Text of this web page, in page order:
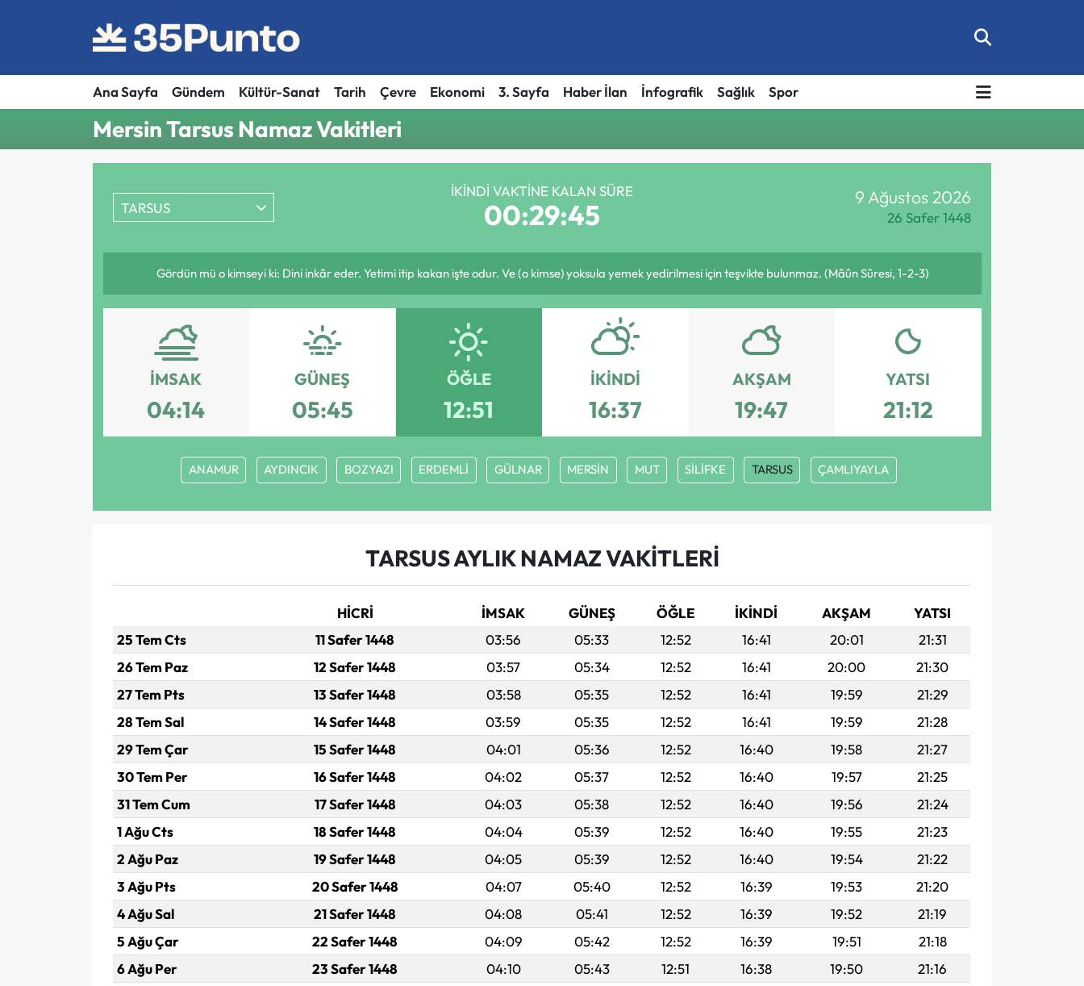
Ana Sayfa Gündem Kültür-Sanat Tarih Çevre Ekonomi 3. Sayfa Haber İlan İnfografik Sağlık Spor
Mersin Tarsus Namaz Vakitleri
TARSUS
İKINDI VAKTINE KALAN SÜRE
00:29:45
9 Ağustos 2026
26 Safer 1448
Gördün mü o kimseyi ki: Dini inkâr eder. Yetimi itip kakan işte odur. Ve (o kimse) yoksula yemek yedirilmesi için teşvikte bulunmaz. (Mâûn Sûresi, 1-2-3)
İMSAK
04:14
GÜNEŞ
05:45
ÖĞLE
12:51
İKINDI
16:37
AKŞAM
19:47
YATSI
21:12
ANAMUR AYDINCIK BOZYAZI ERDEMLİ GÜLNAR MERSİN MUT SİLİFKE TARSUS ÇAMLIYAYLA
TARSUS AYLIK NAMAZ VAKITLERI
HİCRİ İMSAK GÜNEŞ ÖĞLE İKINDI AKŞAM
YATSI
25 Tem Cts
11 Safer 1448 03:56 05:33 12:52 16:41 20:01
21:31
26 Tem Paz
12 Safer 1448 03:57 05:34 12:52 16:41 20:00
21:30
27 Tem Pts
13 Safer 1448 03:58 05:35 12:52 16:41 19:59
21:29
28 Tem Sal
14 Safer 1448 03:59 05:35 12:52 16:41 19:59
21:28
29 Tem Çar
15 Safer 1448 04:01 05:36 12:52 16:40 19:58
21:27
30 Tem Per
16 Safer 1448 04:02 05:37 12:52 16:40 19:57
21:25
31 Tem Cum
17 Safer 1448 04:03 05:38 12:52 16:40 19:56
21:24
1 Ağu Cts
18 Safer 1448 04:04 05:39 12:52 16:40 19:55
21:23
2 Ağu Paz
19 Safer 1448 04:05 05:39 12:52 16:40 19:54
21:22
3 Ağu Pts
20 Safer 1448 04:07 05:40 12:52 16:39 19:53
21:20
4 Ağu Sal
21 Safer 1448 04:08 05:41 12:52 16:39 19:52
21:19
5 Ağu Çar
22 Safer 1448 04:09 05:42 12:52 16:39 19:51
21:18
6 Ağu Per
23 Safer 1448 04:10 05:43 12:51 16:38 19:50
21:16